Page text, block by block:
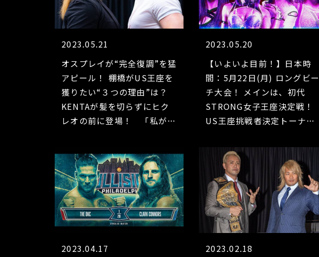
2023.05.21
オスプレイが“完全復調”を猛
アピール！ 棚橋がUS王座を
獲りたい“３つの理由”は？
KENTAが髪を切らずにヒク
レオの前に登場！ 「私がど
ングビーチ大会前日会見】
2023.05.20
【いよいよ目前！】日本時
間：5月22日(月) ロングビー
チ大会！ メインは、初代
STRONG女子王座決定戦！
US王座挑戦者決定トーナメ
突！ オカダ＆石井＆ロッキ
ーvs モクスリー＆海野＆ユ
ウタ！ STRONG王座戦・ヒ
クレオvsKENTA！
2023.04.17
2023.02.18